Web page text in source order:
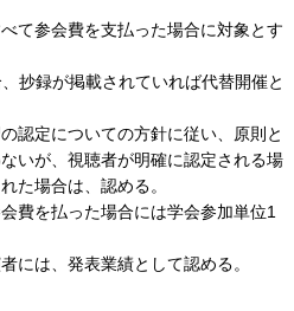
て参会費を支払った場合に対象とす
抄録が掲載されていれば代替開催と
認定についての方針に従い、原則と
いが、視聴者が明確に認定される場
た場合は、認める。
費を払った場合には学会参加単位1
には、発表業績として認める。